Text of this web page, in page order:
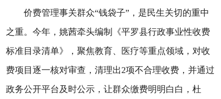
价费管理事关群众“钱袋子”，是民生关切的重中
之重。今年，姚茜牵头编制《平罗县行政事业性收费
标准目录清单》，聚焦教育、医疗等重点领域，对收
费项目逐一核对审查，清理出2项不合理收费，并通过
政务公开平台及时公示，让群众缴费明明白白，杜